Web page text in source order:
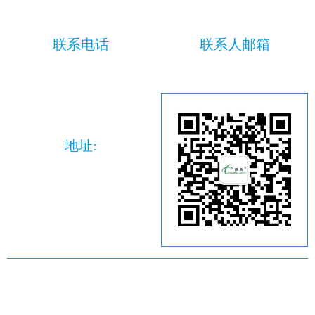
联系人邮箱
联系电话
地址: